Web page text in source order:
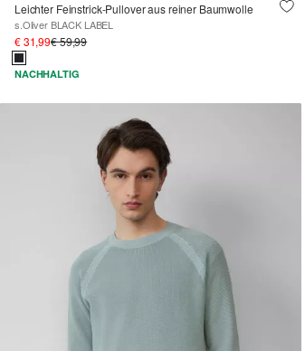
Leichter Feinstrick-Pullover aus reiner Baumwolle
s.Oliver BLACK LABEL
€ 31,99€ 59,99
NACHHALTIG